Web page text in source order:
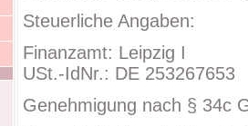
Steuerliche Angaben:
Finanzamt: Leipzig I
USt.-IdNr.: DE 253267653
Genehmigung nach § 34c